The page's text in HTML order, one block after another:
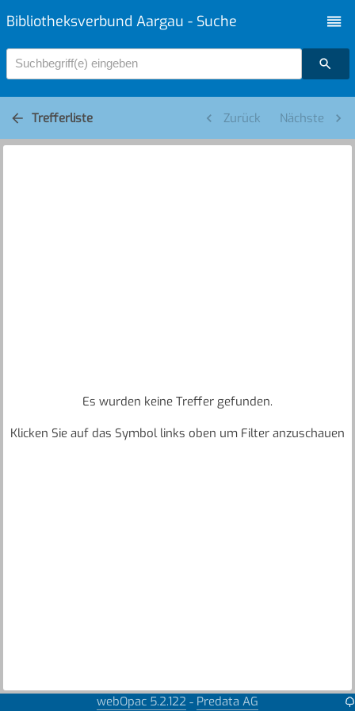
Bibliotheksverbund Aargau - Suche
Suchbegriff(e) eingeben
Trefferliste Zurück Nächste
Es wurden keine Treffer gefunden.
Klicken Sie auf das Symbol links oben um Filter anzuschauen
webOpac 5.2.122 - Predata AG